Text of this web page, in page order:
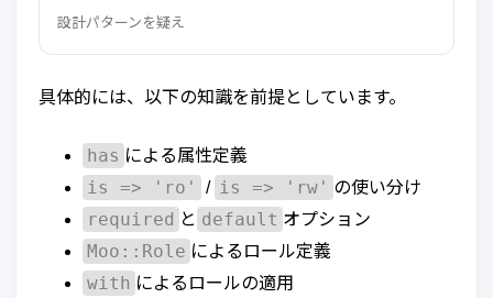
設計パターンを疑え
具体的には、以下の知識を前提としています。
has による属性定義
is => 'ro' / is => 'rw' の使い分け
required と default オプション
Moo::Role によるロール定義
with によるロールの適用